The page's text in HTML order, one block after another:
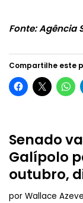
Fonte: Agência
Compartilhe este
Senado
Galípolo
outubro,
por Wallace